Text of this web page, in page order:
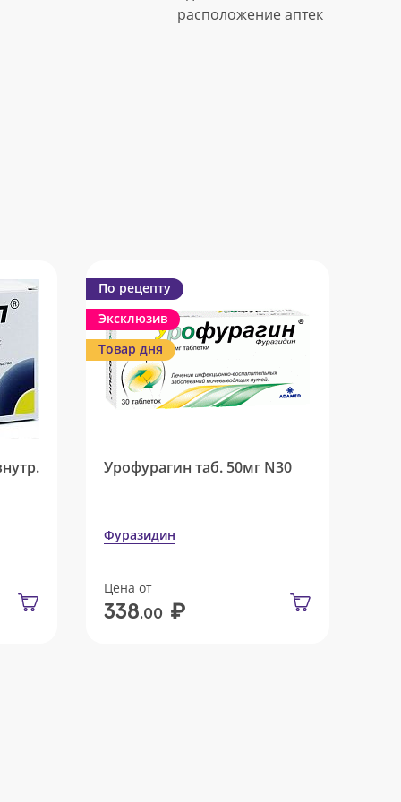
расположение аптек
По рецепту
Эксклюзив
Товар дня
Урофурагин таб. 50мг N30
Фуразидин
Цена от
338.00 ₽